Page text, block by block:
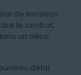
de livraison
le contrat,
un délai
délai,